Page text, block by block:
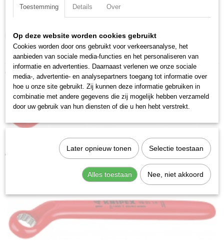
17 x 1,40 x 2,70 cm
IEC:IEC 60900
Sleutelwijdte:9 mm
Downloads:
Datasheet specificaties
Ook interessant
Knipex 98 01 19 Ringsleutel
€ 26,25
Toestemming Details Over
Op deze website worden cookies gebruikt
Cookies worden door ons gebruikt voor verkeersanalyse, het
aanbieden van sociale media-functies en het personaliseren van
informatie en advertenties. Daarnaast verlenen we onze sociale
media-, advertentie- en analysepartners toegang tot informatie over
hoe u onze site gebruikt. Zij kunnen deze informatie gebruiken in
combinatie met andere gegevens die zij mogelijk hebben verzameld
door uw gebruik van hun diensten of die u hen hebt verstrekt.
Later opnieuw tonen Selectie toestaan
Alles toestaan Nee, niet akkoord